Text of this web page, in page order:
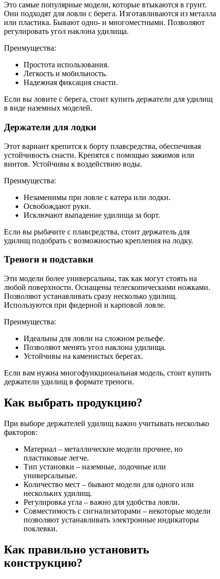
Это самые популярные модели, которые втыкаются в грунт.
Они подходят для ловли с берега. Изготавливаются из металла
или пластика. Бывают одно- и многоместными. Позволяют
регулировать угол наклона удилища.
Преимущества:
Простота использования.
Легкость и мобильность.
Надежная фиксация снасти.
Если вы ловите с берега, стоит купить держатели для удилищ
в виде наземных моделей.
Держатели для лодки
Этот вариант крепится к борту плавсредства, обеспечивая
устойчивость снасти. Крепятся с помощью зажимов или
винтов. Устойчивы к воздействию воды.
Преимущества:
Незаменимы при ловле с катера или лодки.
Освобождают руки.
Исключают выпадение удилища за борт.
Если вы рыбачите с плавсредства, стоит держатель для
удилищ подобрать с возможностью крепления на лодку.
Треноги и подставки
Эти модели более универсальны, так как могут стоять на
любой поверхности. Оснащены телескопическими ножками.
Позволяют устанавливать сразу несколько удилищ.
Используются при фидерной и карповой ловле.
Преимущества:
Идеальны для ловли на сложном рельефе.
Позволяют менять угол наклона удилища.
Устойчивы на каменистых берегах.
Если вам нужна многофункциональная модель, стоит купить
держатели удилищ в формате треноги.
Как выбрать продукцию?
При выборе держателей удилищ важно учитывать несколько
факторов:
Материал – металлические модели прочнее, но
пластиковые легче.
Тип установки – наземные, лодочные или
универсальные.
Количество мест – бывают модели для одного или
нескольких удилищ.
Регулировка угла – важно для удобства ловли.
Совместимость с сигнализаторами – некоторые модели
позволяют устанавливать электронные индикаторы
поклевки.
Как правильно установить
конструкцию?